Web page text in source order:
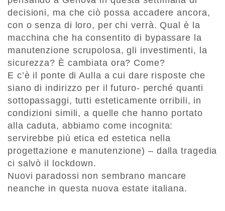
decisioni, ma che ciò possa accadere ancora,
con o senza di loro, per chi verrà. Qual è la
macchina che ha consentito di bypassare la
manutenzione scrupolosa, gli investimenti, la
sicurezza? È cambiata ora? Come?
E c’è il ponte di Aulla a cui dare risposte che
siano di indirizzo per il futuro- perché quanti
sottopassaggi, tutti esteticamente orribili, in
condizioni simili, a quelle che hanno portato
alla caduta, abbiamo come incognita:
servirebbe più etica ed estetica nella
progettazione e manutenzione) – dalla tragedia
ci salvò il lockdown.
Nuovi paradossi non sembrano mancare
neanche in questa nuova estate italiana.